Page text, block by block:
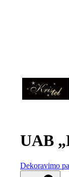
UAB
Dekoravimo